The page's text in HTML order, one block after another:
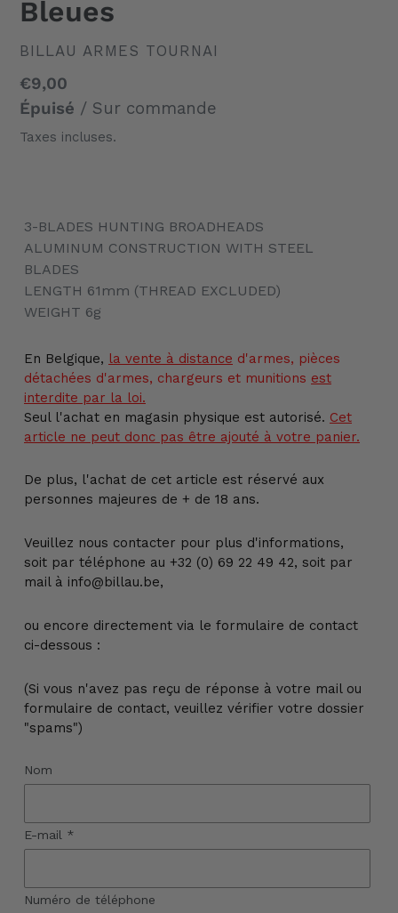
Bleues
DISTRIBUTEUR
BILLAU ARMES TOURNAI
Prix
normal
€9,00
Épuisé / Sur commande
Taxes incluses.
à
votre
panier
3-BLADES HUNTING BROADHEADS
ALUMINUM CONSTRUCTION WITH STEEL
BLADES
LENGTH 61mm (THREAD EXCLUDED)
WEIGHT 6g
En Belgique, la vente à distance d'armes, pièces
détachées d'armes, chargeurs et munitions est
interdite par la loi.
Seul l'achat en magasin physique est autorisé. Cet
article ne peut donc pas être ajouté à votre panier.
De plus, l'achat de cet article est réservé aux
personnes majeures de + de 18 ans.
Veuillez nous contacter pour plus d'informations,
soit par téléphone au +32 (0) 69 22 49 42, soit par
mail à info@billau.be,
ou encore directement via le formulaire de contact
ci-dessous :
(Si vous n'avez pas reçu de réponse à votre mail ou
formulaire de contact, veuillez vérifier votre dossier
"spams")
Nom
E-mail *
Numéro de téléphone